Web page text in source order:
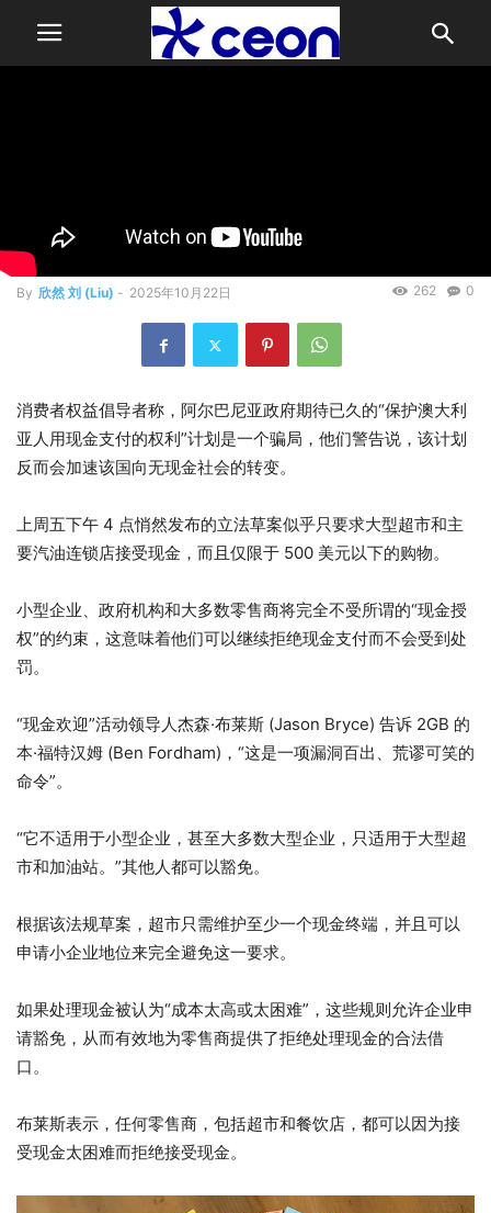
payment rules in Australia:
What you need to know
By 欣然 刘 (Liu) - 2025年10月22日 0
262
消费者权益倡导者称，阿尔巴尼亚政府期待已久的“保护澳大利
亚人用现金支付的权利”计划是一个骗局，他们警告说，该计划
反而会加速该国向无现金社会的转变。
上周五下午 4 点悄然发布的立法草案似乎只要求大型超市和主
要汽油连锁店接受现金，而且仅限于 500 美元以下的购物。
小型企业、政府机构和大多数零售商将完全不受所谓的“现金授
权”的约束，这意味着他们可以继续拒绝现金支付而不会受到处
罚。
“现金欢迎”活动领导人杰森·布莱斯 (Jason Bryce) 告诉 2GB 的
本·福特汉姆 (Ben Fordham)，“这是一项漏洞百出、荒谬可笑的
命令”。
“它不适用于小型企业，甚至大多数大型企业，只适用于大型超
市和加油站。”其他人都可以豁免。
根据该法规草案，超市只需维护至少一个现金终端，并且可以
申请小企业地位来完全避免这一要求。
如果处理现金被认为“成本太高或太困难”，这些规则允许企业申
请豁免，从而有效地为零售商提供了拒绝处理现金的合法借
口。
布莱斯表示，任何零售商，包括超市和餐饮店，都可以因为接
受现金太困难而拒绝接受现金。